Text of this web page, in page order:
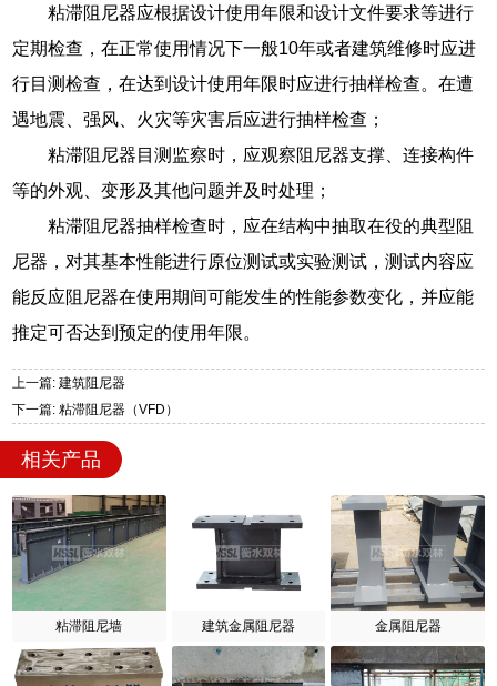
粘滞阻尼器应根据设计使用年限和设计文件要求等进行
定期检查，在正常使用情况下一般10年或者建筑维修时应进
行目测检查，在达到设计使用年限时应进行抽样检查。在遭
遇地震、强风、火灾等灾害后应进行抽样检查；
粘滞阻尼器目测监察时，应观察阻尼器支撑、连接构件
等的外观、变形及其他问题并及时处理；
粘滞阻尼器抽样检查时，应在结构中抽取在役的典型阻
尼器，对其基本性能进行原位测试或实验测试，测试内容应
能反应阻尼器在使用期间可能发生的性能参数变化，并应能
推定可否达到预定的使用年限。
上一篇: 建筑阻尼器
下一篇: 粘滞阻尼器（VFD）
相关产品
粘滞阻尼墙 建筑金属阻尼器 金属阻尼器